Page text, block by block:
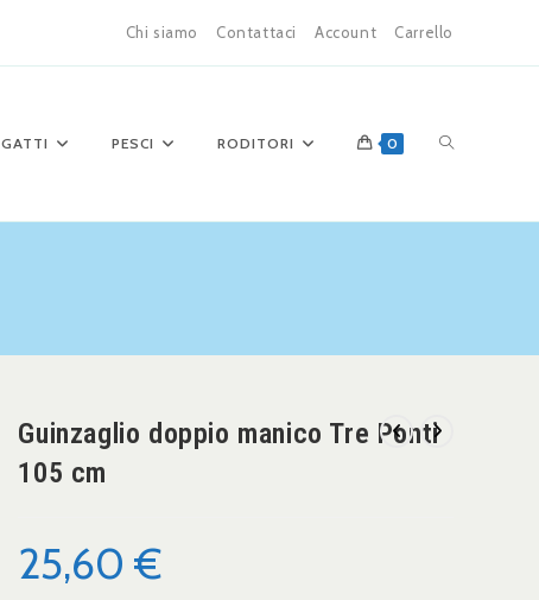
Chi siamo Contattaci Account Carrello
GATTI PESCI RODITORI 0
Guinzaglio doppio manico Tre Ponti
105 cm
25,60€